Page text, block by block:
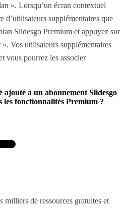
». Lorsqu’un écran contextuel
d’utilisateurs supplémentaires que
Slidesgo Premium et appuyez sur
Vos utilisateurs supplémentaires
vous pourrez les associer
ajouté à un abonnement Slidesgo
les fonctionnalités Premium ?
milliers de ressources gratuites et